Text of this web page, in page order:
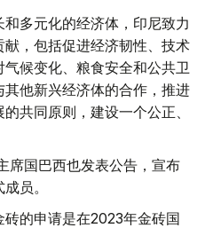
多元化的经济体，印尼致力
，包括促进经济韧性、技术
候变化、粮食安全和公共卫
他新兴经济体的合作，推进
共同原则，建设一个公正、
席国巴西也发表公告，宣布
员。
的申请是在2023年金砖国